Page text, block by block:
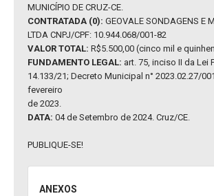
MUNICÍPIO DE CRUZ-CE.
CONTRATADA (0): GEOVALE SONDAGENS E
LTDA CNPJ/CPF: 10.944.068/001-82
VALOR TOTAL: R$5.500,00 (cinco mil e
FUNDAMENTO LEGAL: art. 75, inciso II da Lei
14.133/21; Decreto Municipal n° 2023.02.27/
fevereiro
de 2023.
DATA: 04 de Setembro de 2024. Cruz/CE.
PUBLIQUE-SE!
ANEXOS